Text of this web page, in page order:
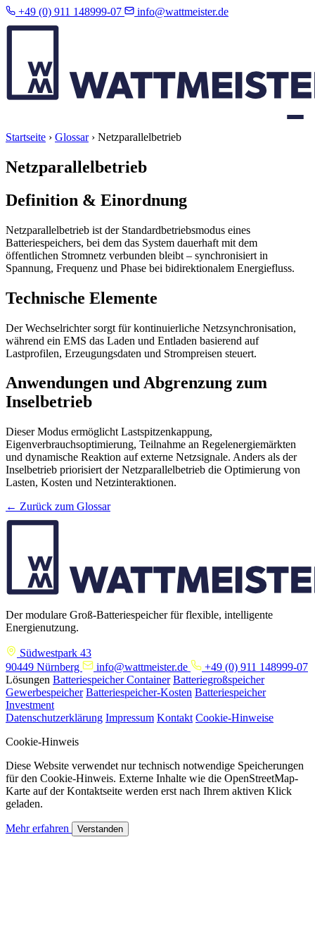
+49 (0) 911 148999-07 info@wattmeister.de
Startseite › Glossar› Netzparallelbetrieb
Netzparallelbetrieb
Definition & Einordnung
Netzparallelbetrieb ist der Standardbetriebsmodus eines
Batteriespeichers, bei dem das System dauerhaft mit dem
öffentlichen Stromnetz verbunden bleibt – synchronisiert in
Spannung, Frequenz und Phase bei bidirektionalem Energiefluss.
Technische Elemente
Der Wechselrichter sorgt für kontinuierliche Netzsynchronisation,
während ein EMS das Laden und Entladen basierend auf
Lastprofilen, Erzeugungsdaten und Strompreisen steuert.
Anwendungen und Abgrenzung zum
Inselbetrieb
Dieser Modus ermöglicht Lastspitzenkappung,
Eigenverbrauchsoptimierung, Teilnahme an Regelenergiemärkten
und dynamische Reaktion auf externe Netzsignale. Anders als der
Inselbetrieb priorisiert der Netzparallelbetrieb die Optimierung von
Lasten, Kosten und Netzinteraktionen.
← Zurück zum Glossar
Der modulare Groß-Batteriespeicher für flexible, intelligente
Energienutzung.
Südwestpark 43
90449 Nürnberg
info@wattmeister.de
+49 (0) 911 148999-07
Lösungen Batteriespeicher Container Batteriegroßspeicher
Gewerbespeicher Batteriespeicher-Kosten Batteriespeicher
Investment
Datenschutzerklärung Impressum Kontakt Cookie-Hinweise
Cookie-Hinweis
Diese Website verwendet nur technisch notwendige Speicherungen
für den Cookie-Hinweis. Externe Inhalte wie die OpenStreetMap-
Karte auf der Kontaktseite werden erst nach Ihrem aktiven Klick
geladen.
Mehr erfahren Verstanden